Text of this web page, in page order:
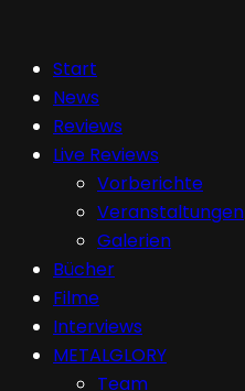
Start
News
Reviews
Live Reviews
Vorberichte
Veranstaltungen
Galerien
Bücher
Filme
Interviews
METALGLORY
Team